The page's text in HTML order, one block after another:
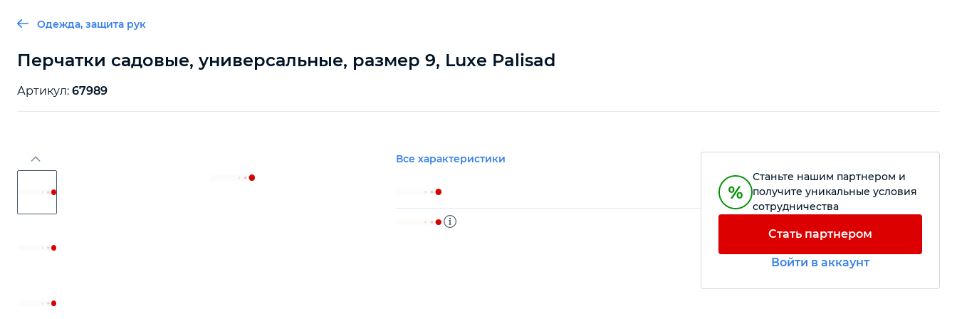
Одежда, защита рук
Перчатки садовые, универсальные, размер 9, Luxe Palisad
Артикул: 67989
Все характеристики
Станьте нашим партнером и
получите уникальные условия
сотрудничества
Стать партнером
Войти в аккаунт